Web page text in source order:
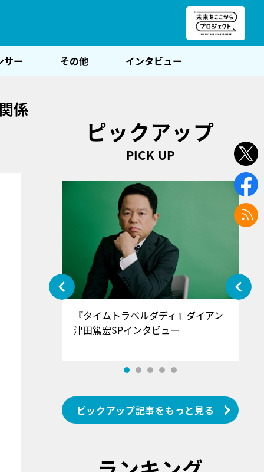
サー その他 インタビュー
係
ピックアップ
PICK UP
』＝LOV
インタ
『タイムトラベルダディ』ダイアン
津田篤宏SPインタビュー
ピックアップ記事をもっと見る